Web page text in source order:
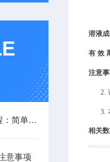
纳米抗体beads操作流程：简单高效一步到位
意事项
溶液
有 效
注意
2.
3.
相关